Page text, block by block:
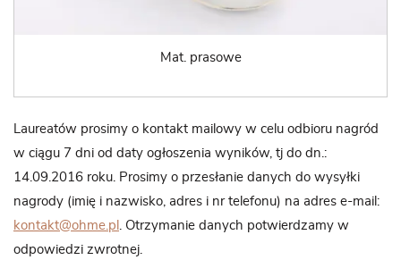
Mat. prasowe
Laureatów prosimy o kontakt mailowy w celu odbioru nagród
w ciągu 7 dni od daty ogłoszenia wyników, tj do dn.:
14.09.2016 roku. Prosimy o przesłanie danych do wysyłki
nagrody (imię i nazwisko, adres i nr telefonu) na adres e-mail:
kontakt@ohme.pl . Otrzymanie danych potwierdzamy w
odpowiedzi zwrotnej.